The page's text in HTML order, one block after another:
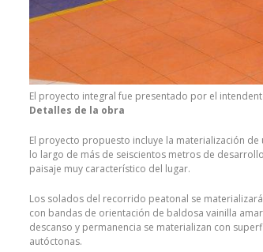
El proyecto integral fue presentado por el
Detalles de la obra
El proyecto propuesto incluye la materialización
lo largo de más de seiscientos metros de
paisaje muy característico del lugar.
Los solados del recorrido peatonal se
con bandas de orientación de baldosa vainilla
descanso y permanencia se materializan con
autóctonas.